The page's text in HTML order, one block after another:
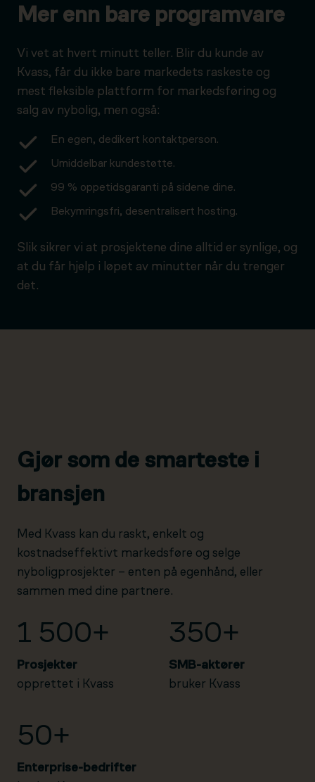
Mer enn bare programvare
Vi vet at hvert minutt teller. Blir du kunde av
Kvass, får du ikke bare markedets raskeste og
mest fleksible plattform for markedsføring og
salg av nybolig, men også:
En egen, dedikert kontaktperson.
Umiddelbar kundestøtte.
99 % oppetidsgaranti på sidene dine.
Bekymringsfri, desentralisert hosting.
Slik sikrer vi at prosjektene dine alltid er synlige, og
at du får hjelp i løpet av minutter når du trenger
det.
Gjør som de smarteste i
bransjen
Med Kvass kan du raskt, enkelt og
kostnadseffektivt markedsføre og selge
nyboligprosjekter – enten på egenhånd, eller
sammen med dine partnere.
1 500+
Prosjekter
opprettet i Kvass
350+
SMB-aktører
bruker Kvass
50+
Enterprise-bedrifter